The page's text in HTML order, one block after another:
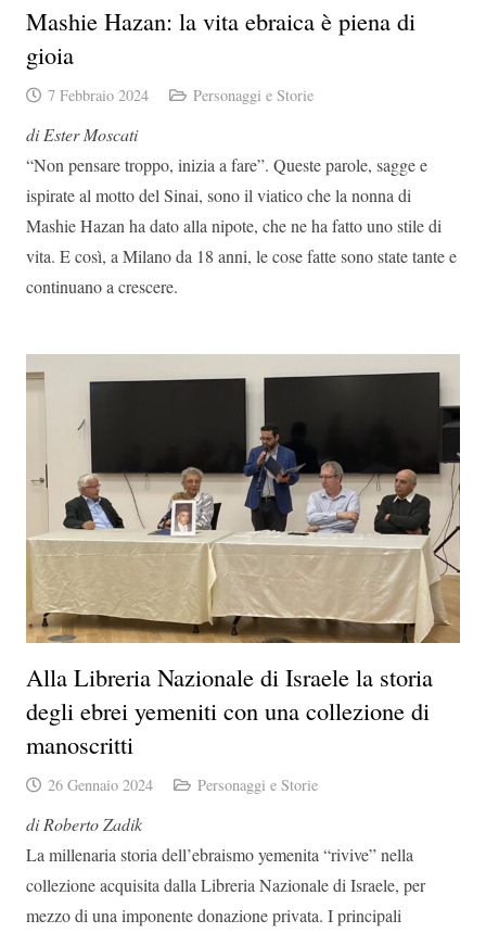
Mashie Hazan: la vita ebraica è piena di
gioia
7 Febbraio 2024 Personaggi e Storie
di Ester Moscati
“Non pensare troppo, inizia a fare”. Queste parole, sagge e
ispirate al motto del Sinai, sono il viatico che la nonna di
Mashie Hazan ha dato alla nipote, che ne ha fatto uno stile di
vita. E così, a Milano da 18 anni, le cose fatte sono state tante e
continuano a crescere.
Alla Libreria Nazionale di Israele la storia
degli ebrei yemeniti con una collezione di
manoscritti
26 Gennaio 2024 Personaggi e Storie
di Roberto Zadik
La millenaria storia dell’ebraismo yemenita “rivive” nella
collezione acquisita dalla Libreria Nazionale di Israele, per
mezzo di una imponente donazione privata. I principali